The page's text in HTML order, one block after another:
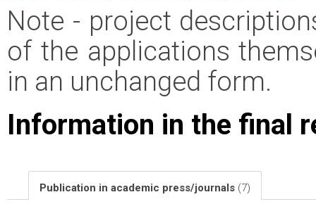
Note - project
of the applications
in an unchanged form.
Information in the final
Publication in academic press/journals (7)